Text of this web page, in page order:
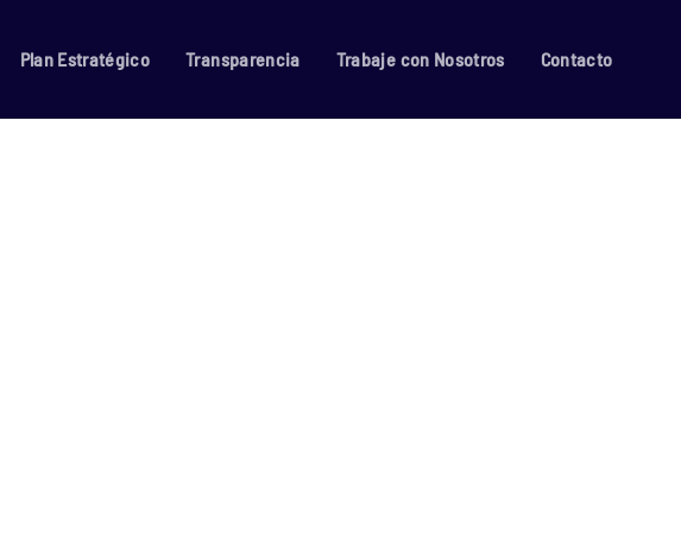
Plan Estratégico Transparencia Trabaje con Nosotros Contacto